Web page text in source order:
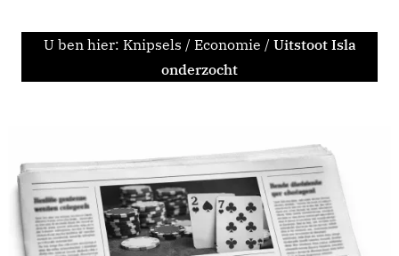
U ben hier: Knipsels / Economie / Uitstoot Isla
onderzocht